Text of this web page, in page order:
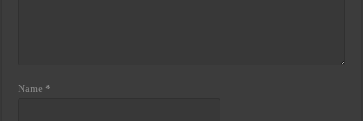
Name *